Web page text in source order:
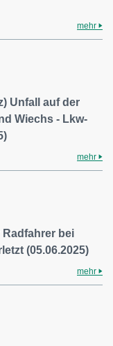
mehr
Unfall auf der
Wiechs - Lkw-
mehr
Radfahrer bei
(05.06.2025)
mehr